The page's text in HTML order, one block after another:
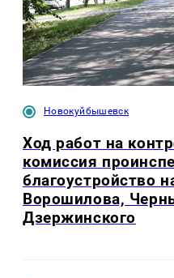
Новокуйбышевск
Ход работ на
комиссия
благоустройство
Ворошилова,
Дзержинского